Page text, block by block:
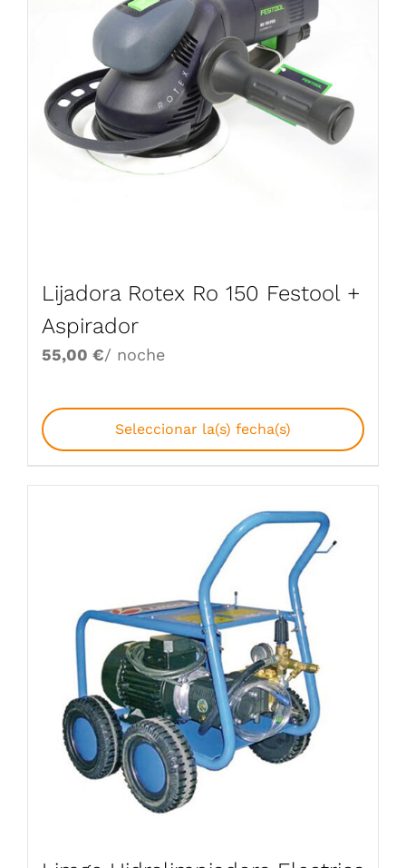
Lijadora Rotex Ro 150 Festool +
Aspirador
55,00 €/ noche
Seleccionar la(s) fecha(s)